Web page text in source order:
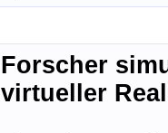
Forscher
virtueller